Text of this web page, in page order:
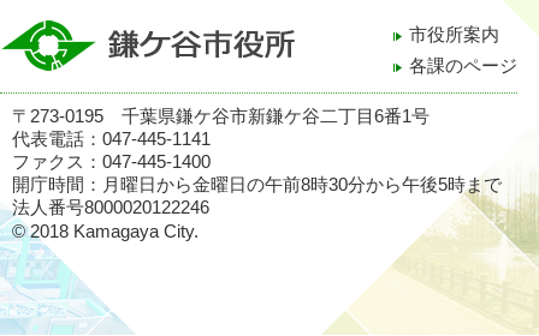
市役所案内
各課のページ
〒273-0195 千葉県鎌ケ谷市新鎌ケ谷二丁目6番1号
代表電話：047-445-1141
ファクス：047-445-1400
開庁時間：月曜日から金曜日の午前8時30分から午後5時まで
法人番号8000020122246
© 2018 Kamagaya City.